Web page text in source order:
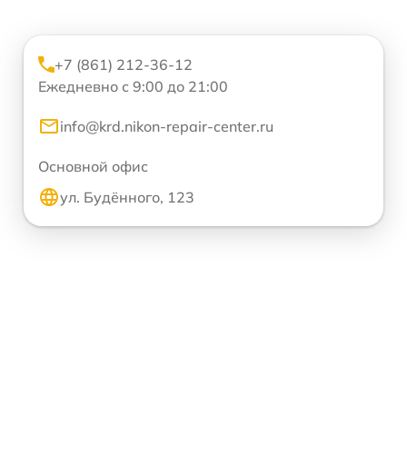
+7 (861) 212-36-12
Ежедневно с 9:00 до 21:00
info@krd.nikon-repair-center.ru
Основной офис
ул. Будённого, 123